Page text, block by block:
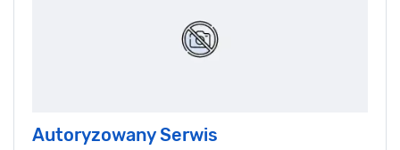
Autoryzowany Serwis